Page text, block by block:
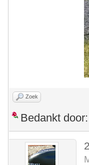
Zoek
Bedankt door: